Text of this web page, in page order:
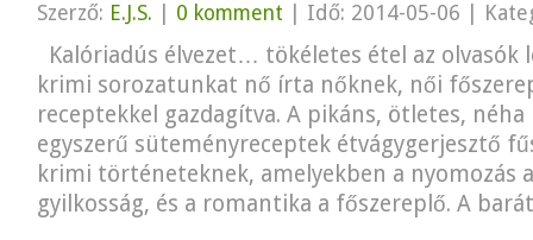
Szerző: E.J.S. 0 komment Idő: 2014-05-06
Kalóriadús élvezet… tökéletes étel az olvasók
krimi sorozatunkat nő írta nőknek, női
receptekkel gazdagítva. A pikáns, ötletes,
egyszerű süteményreceptek étvágygerjesztő
krimi történeteknek, amelyekben a nyomozás
gyilkosság, és a romantika a főszereplő. A